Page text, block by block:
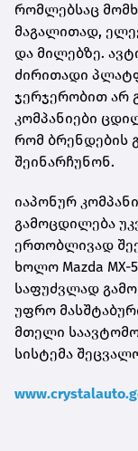
რომლებსაც
მაგალითად,
და მილებზე.
ძირითადი
ჯერჯერობით არ
კომპანიები
რომ ბრენდების
შეინარჩუნონ.
იაპონურ
გამოცდილება
ერთობლივად
ხოლო Mazda MX-
საფუძვლად
უფრო
მთელი
სისტემა